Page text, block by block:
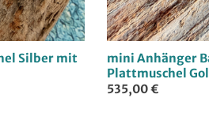
Silber mit
mini Anhänger
Plattmuschel
535,00 €